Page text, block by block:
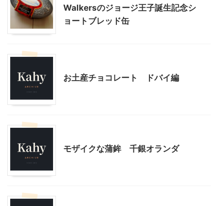
Walkersのジョージ王子誕生記念シ
ョートブレッド缶
お土産チョコレート ドバイ編
モザイクな蒲鉾 千銀オランダ